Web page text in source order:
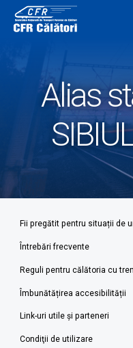
content
Alias
Fii pregătit pentru situații de
Întrebări frecvente
Reguli pentru călătoria cu
Îmbunătățirea accesibilității
Link-uri utile şi parteneri
Condiţii de utilizare